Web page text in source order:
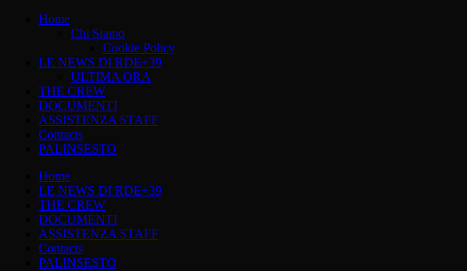
Home
Chi Siamo
Cookie Policy
LE NEWS DI RDE+39
ULTIMA ORA
THE CREW
DOCUMENTI
ASSISTENZA STAFF
Contacts
PALINSESTO
Home
LE NEWS DI RDE+39
THE CREW
DOCUMENTI
ASSISTENZA STAFF
Contacts
PALINSESTO